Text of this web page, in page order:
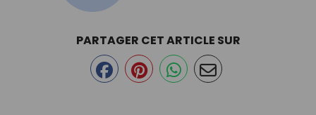
PARTAGER CET ARTICLE SUR